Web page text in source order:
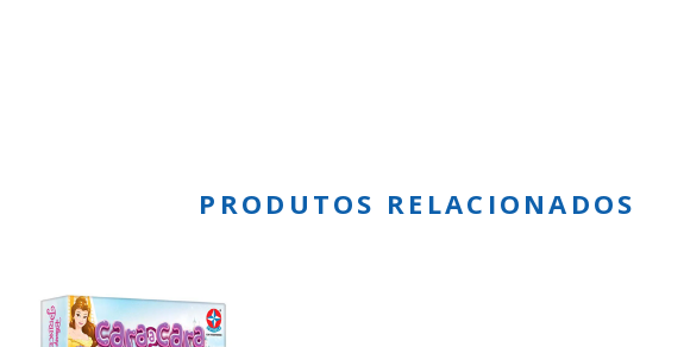
PRODUTOS RELACIONADOS